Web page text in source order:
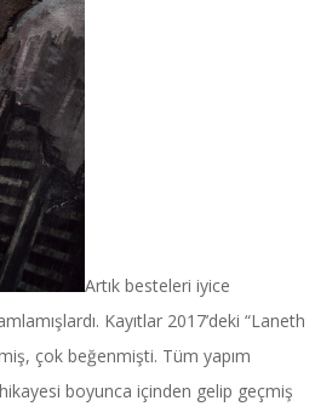
Artık besteleri iyice
Kayıtlar 2017’deki “Laneth
çok beğenmişti. Tüm yapım
boyunca içinden gelip geçmiş